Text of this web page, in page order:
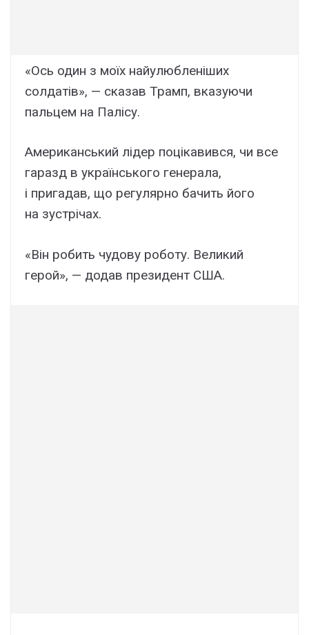
«Ось один з моїх найулюбленіших
солдатів», — сказав Трамп, вказуючи
пальцем на Палісу.
Американський лідер поцікавився, чи все
гаразд в українського генерала,
і пригадав, що регулярно бачить його
на зустрічах.
«Він робить чудову роботу. Великий
герой», — додав президент США.